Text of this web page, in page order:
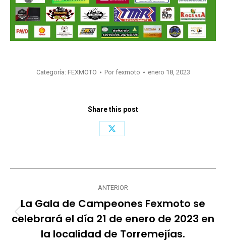
Categoría: FEXMOTO Por fexmoto enero 18, 2023
Share this post
Share
Navegación
entre
publicaciones
ANTERIOR
Publicación
anterior:
La Gala de Campeones Fexmoto se
celebrará el día 21 de enero de 2023 en
la localidad de Torremejías.